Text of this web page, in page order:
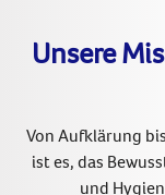
Unsere
Von Aufklärung
ist es, das
und